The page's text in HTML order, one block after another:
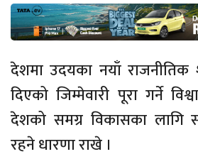
देशमा उदयका नयाँ
दिएको जिम्मेवारी पूरा गर्ने
देशको समग्र विकासका लागि
रहने धारणा राखे ।